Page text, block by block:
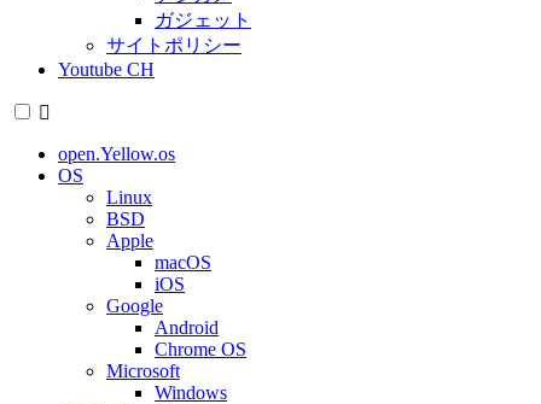
ガジェット
サイトポリシー
Youtube CH
open.Yellow.os
OS
Linux
BSD
Apple
macOS
iOS
Google
Android
Chrome OS
Microsoft
Windows